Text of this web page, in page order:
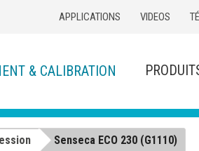
APPLICATIONS VIDEOS
& CALIBRATION
Senseca ECO 230 (G1110)